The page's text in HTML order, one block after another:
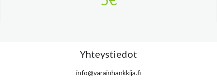
Yhteystiedot
info@varainhankkija.fi